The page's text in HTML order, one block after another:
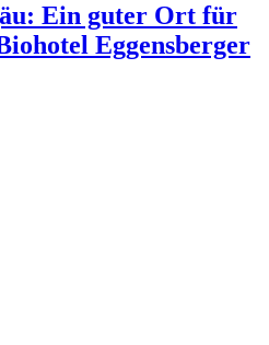
Ein guter Ort für
Eggensberger